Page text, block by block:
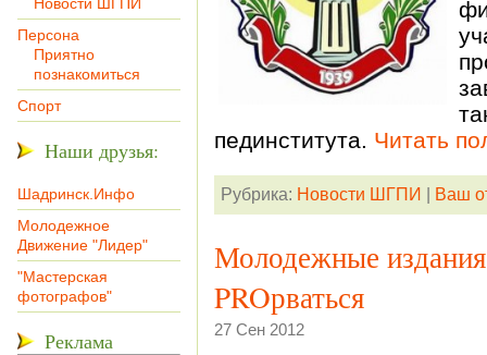
Персона
Приятно
познакомиться
Спорт
Наши друзья:
Шадринск.Инфо
Молодежное
Движение "Лидер"
"Мастерская
фотографов"
Реклама
пединститута. Читать
Рубрика: Новости ШГПИ Ваш
Молодежные
PROрваться
27 Сен 2012